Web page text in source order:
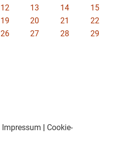
12 13 14
15
19 20 21
22
26 27 28
29
Impressum | Cookie-